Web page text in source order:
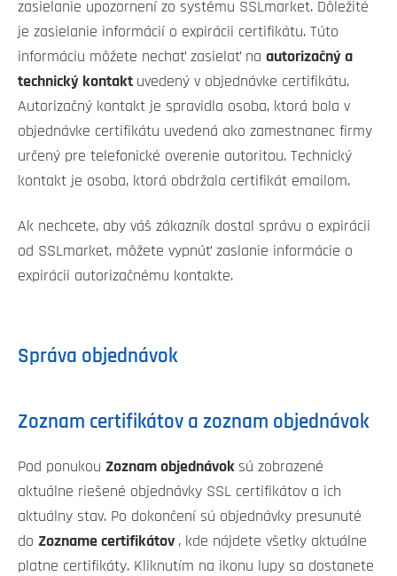
zasielanie upozornení zo systému SSLmarket. Dôležité
je zasielanie informácií o expirácii certifikátu. Túto
informáciu môžete nechať zasielať na autorizačný a
technický kontakt uvedený v objednávke certifikátu.
Autorizačný kontakt je spravidla osoba, ktorá bola v
objednávke certifikátu uvedená ako zamestnanec firmy
určený pre telefonické overenie autoritou. Technický
kontakt je osoba, ktorá obdržala certifikát emailom.
Ak nechcete, aby váš zákazník dostal správu o expirácii
od SSLmarket, môžete vypnúť zaslanie informácie o
expirácii autorizačnému kontakte.
Správa objednávok
Zoznam certifikátov a zoznam objednávok
Pod ponukou Zoznam objednávok sú zobrazené
aktuálne riešené objednávky SSL certifikátov a ich
aktuálny stav. Po dokončení sú objednávky presunuté
do Zozname certifikátov , kde nájdete všetky aktuálne
platne certifikáty. Kliknutím na ikonu lupy sa dostanete